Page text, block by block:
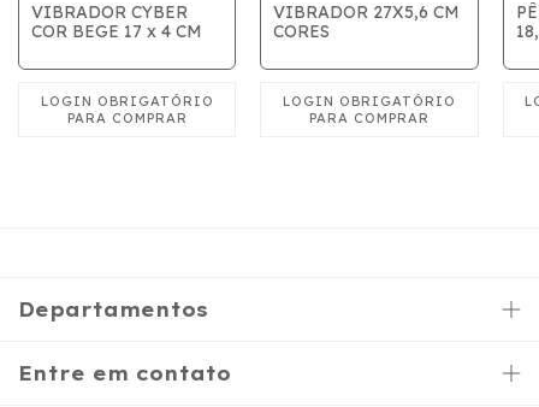
VIBRADOR CYBER
COR BEGE 17 x 4 CM
VIBRADOR 27X5,6 CM
CORES
Departamentos
Entre em contato